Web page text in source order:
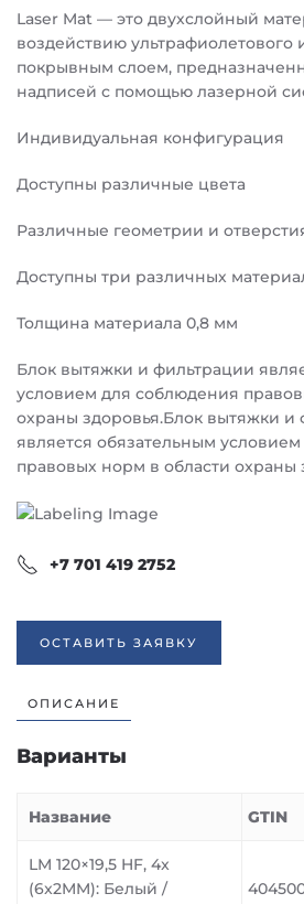
Laser Mat — это двухслойный
воздействию
покрывным слоем,
надписей с помощью лазерной
Индивидуальная конфигурация
Доступны различные цвета
Различные геометрии и
Доступны три различных
Толщина материала 0,8 мм
Блок вытяжки и фильтрации
условием для соблюдения
охраны здоровья.Блок вытяжки и
является обязательным
правовых норм в области охраны
+7 701 419 2752
ОСТАВИТЬ ЗАЯВКУ
ОПИСАНИЕ
Варианты
Название GTIN
LM 120×19,5 HF, 4x
(6x2MM): Белый /